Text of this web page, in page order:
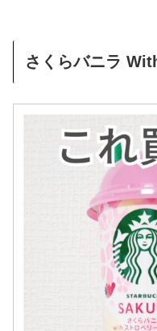
さくらバニラ